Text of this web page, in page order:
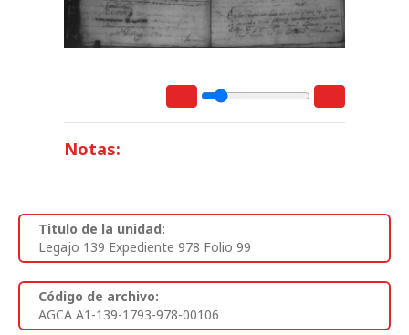
Notas:
Titulo de la unidad:
Legajo 139 Expediente 978 Folio 99
Código de archivo:
AGCA A1-139-1793-978-00106